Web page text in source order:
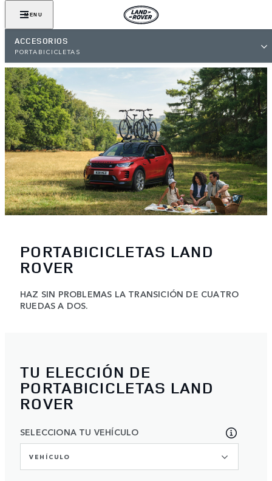
MENU
ACCESORIOS
PORTABICICLETAS
PORTABICICLETAS LAND
ROVER
HAZ SIN PROBLEMAS LA TRANSICIÓN DE CUATRO
RUEDAS A DOS.
TU ELECCIÓN DE
PORTABICICLETAS LAND
ROVER
SELECCIONA TU VEHÍCULO
VEHÍCULO